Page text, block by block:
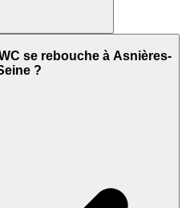
se rebouche à Asnières-
?